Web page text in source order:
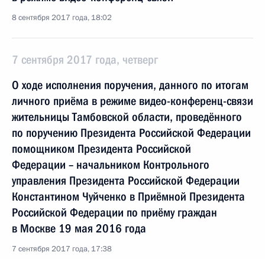
8 сентября 2017 года, 18:02
7 сентября 2017 года, четверг
О ходе исполнения поручения, данного по итогам
личного приёма в режиме видео-конференц-связи
жительницы Тамбовской области, проведённого
по поручению Президента Российской Федерации
помощником Президента Российской
Федерации – начальником Контрольного
управления Президента Российской Федерации
Константином Чуйченко в Приёмной Президента
Российской Федерации по приёму граждан
в Москве 19 мая 2016 года
7 сентября 2017 года, 17:38